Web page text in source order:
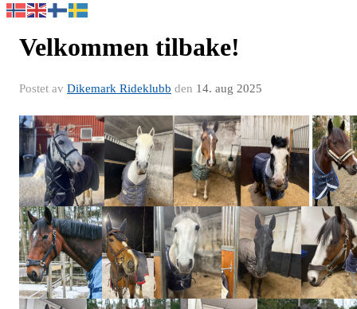
Velkommen tilbake!
Postet av Dikemark Rideklubb den 14. aug 2025